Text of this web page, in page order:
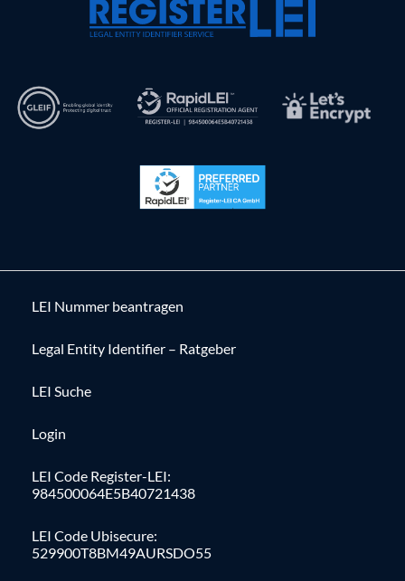
LEI Nummer beantragen
Legal Entity Identifier – Ratgeber
LEI Suche
Login
LEI Code Register-LEI:
984500064E5B40721438
LEI Code Ubisecure:
529900T8BM49AURSDO55